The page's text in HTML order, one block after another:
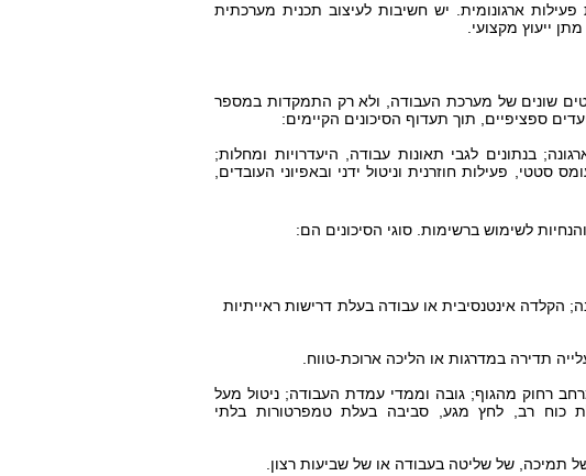
ארגונומית. יש חשיבות לעיצוב תכנית מערכתית
ייעוץ מקצועי.
שונים של מערכת העבודה, ולא רק התמקדות במספר
ספציפיים, תוך תעדוף הסיכונים הקיימים:
בנתונים לגבי תאונות עבודה, היעדרויות ומחלות;
פעילות חוזרנית וניטול ידני ובאפיוני העובדים,
לשימוש ברשימות. סוגי הסיכונים הם:
הקלדה אינטנסיבית או עבודה בעלת דרישות ראייתיות
תדירה במדרגות או הליכה ארוכת-טווח.
רחוק מהגוף; גובה וממדי עמדת העבודה; ניטול מעל
כוח רב, לחץ מגע, סביבה בעלת טמפרטורות בלתי
תמיכה, של שליטה בעבודה או של שביעות רצון.